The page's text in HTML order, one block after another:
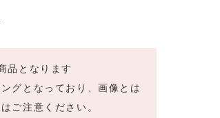
品となります
グとなっており、画像とは
ご注意ください。